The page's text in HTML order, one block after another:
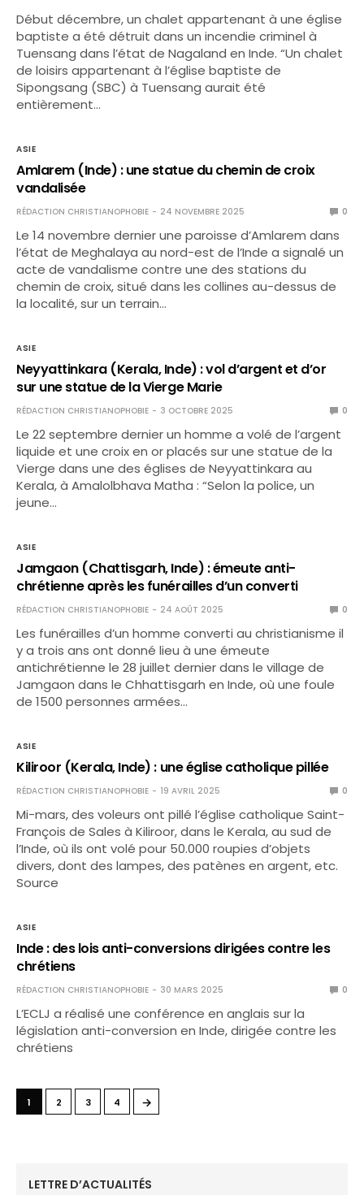
Début décembre, un chalet appartenant à une église
baptiste a été détruit dans un incendie criminel à
Tuensang dans l’état de Nagaland en Inde. “Un chalet
de loisirs appartenant à l’église baptiste de
Sipongsang (SBC) à Tuensang aurait été
entièrement…
ASIE
Amlarem (Inde) : une statue du chemin de croix
vandalisée
RÉDACTION CHRISTIANOPHOBIE 24 NOVEMBRE 2025 0
Le 14 novembre dernier une paroisse d’Amlarem dans
l’état de Meghalaya au nord-est de l’Inde a signalé un
acte de vandalisme contre une des stations du
chemin de croix, situé dans les collines au-dessus de
la localité, sur un terrain…
ASIE
Neyyattinkara (Kerala, Inde) : vol d’argent et d’or
sur une statue de la Vierge Marie
RÉDACTION CHRISTIANOPHOBIE 3 OCTOBRE 2025 0
Le 22 septembre dernier un homme a volé de l’argent
liquide et une croix en or placés sur une statue de la
Vierge dans une des églises de Neyyattinkara au
Kerala, à Amalolbhava Matha : “Selon la police, un
jeune…
ASIE
Jamgaon (Chattisgarh, Inde) : émeute anti-
chrétienne après les funérailles d’un converti
RÉDACTION CHRISTIANOPHOBIE 24 AOÛT 2025 0
Les funérailles d’un homme converti au christianisme il
y a trois ans ont donné lieu à une émeute
antichrétienne le 28 juillet dernier dans le village de
Jamgaon dans le Chhattisgarh en Inde, où une foule
de 1500 personnes armées…
ASIE
Kiliroor (Kerala, Inde) : une église catholique pillée
RÉDACTION CHRISTIANOPHOBIE 19 AVRIL 2025 0
Mi-mars, des voleurs ont pillé l’église catholique Saint-
François de Sales à Kiliroor, dans le Kerala, au sud de
l’Inde, où ils ont volé pour 50.000 roupies d’objets
divers, dont des lampes, des patènes en argent, etc.
Source
ASIE
Inde : des lois anti-conversions dirigées contre les
chrétiens
RÉDACTION CHRISTIANOPHOBIE 30 MARS 2025 0
L’ECLJ a réalisé une conférence en anglais sur la
législation anti-conversion en Inde, dirigée contre les
chrétiens
1 2 3 4 →
LETTRE D’ACTUALITÉS